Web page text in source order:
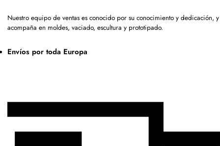
Nuestro equipo de ventas es conocido por su conocimiento y dedicación,
acompaña en moldes, vaciado, escultura y prototipado.
Envíos por toda Europa